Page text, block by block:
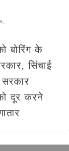
,
बोरिंग के
सिंचाई
दूर करने